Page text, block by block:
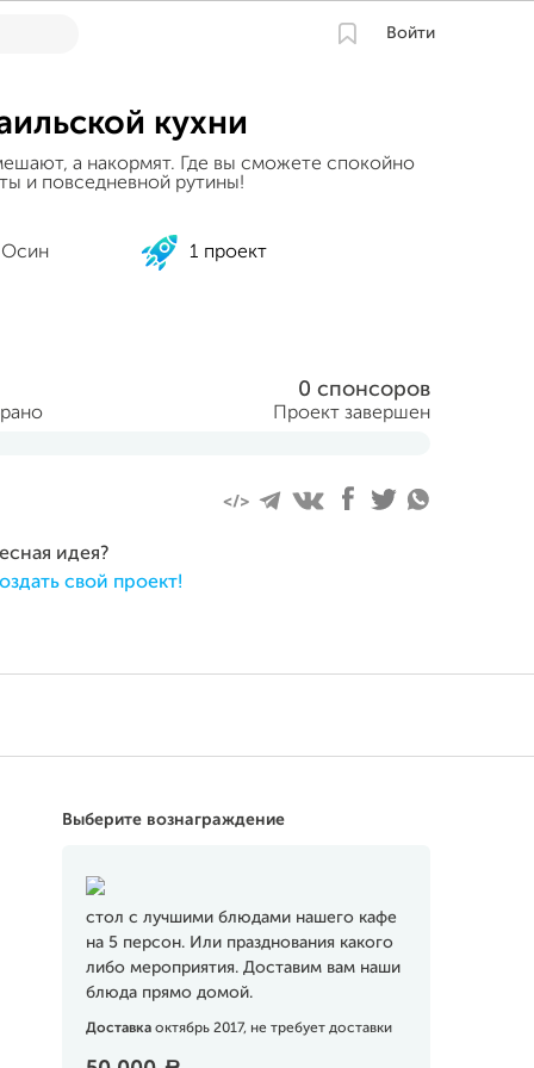
Войти
кухни
а накормят. Где вы сможете спокойно
и повседневной рутины!
Осин 1 проект
0 спонсоров
Проект завершен
идея?
свой проект!
Выберите вознаграждение
стол с лучшими блюдами нашего кафе
на 5 персон. Или празднования какого
либо мероприятия. Доставим вам наши
блюда прямо домой.
Доставка октябрь 2017, не требует доставки